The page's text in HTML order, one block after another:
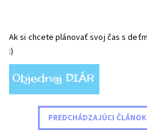
Ak si chcete plánovať svoj čas s
:)
PREDCHÁDZAJÚCI ČLÁNOK